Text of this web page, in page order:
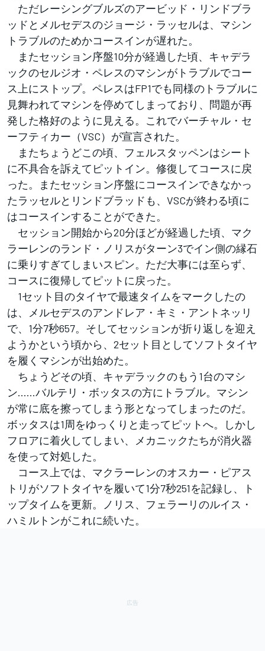
ただレーシングブルズのアービッド・リンドブラ
ッドとメルセデスのジョージ・ラッセルは、マシン
トラブルのためかコースインが遅れた。
またセッション序盤10分が経過した頃、キャデラ
ックのセルジオ・ペレスのマシンがトラブルでコー
ス上にストップ。ペレスはFP1でも同様のトラブルに
見舞われてマシンを停めてしまっており、問題が再
発した格好のように見える。これでバーチャル・セ
ーフティカー（VSC）が宣言された。
またちょうどこの頃、フェルスタッペンはシート
に不具合を訴えてピットイン。修復してコースに戻
った。またセッション序盤にコースインできなかっ
たラッセルとリンドブラッドも、VSCが終わる頃に
はコースインすることができた。
セッション開始から20分ほどが経過した頃、マク
ラーレンのランド・ノリスがターン3でイン側の縁石
に乗りすぎてしまいスピン。ただ大事には至らず、
コースに復帰してピットに戻った。
1セット目のタイヤで最速タイムをマークしたの
は、メルセデスのアンドレア・キミ・アントネッリ
で、1分7秒657。そしてセッションが折り返しを迎え
ようかという頃から、2セット目としてソフトタイヤ
を履くマシンが出始めた。
ちょうどその頃、キャデラックのもう1台のマシ
ン……バルテリ・ボッタスの方にトラブル。マシン
が常に底を擦ってしまう形となってしまったのだ。
ボッタスは1周をゆっくりと走ってピットへ。しかし
フロアに着火してしまい、メカニックたちが消火器
を使って対処した。
コース上では、マクラーレンのオスカー・ピアス
トリがソフトタイヤを履いて1分7秒251を記録し、ト
ップタイムを更新。ノリス、フェラーリのルイス・
ハミルトンがこれに続いた。